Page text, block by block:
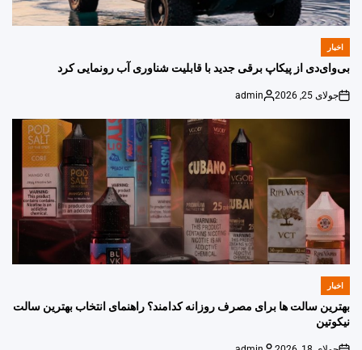
POSTED
اخبار
بی‌وای‌دی از پیکاپ برقی جدید با قابلیت شناوری آب رونمایی کرد
on
جولای 25, 2026
Posted
admin
POSTED
اخبار
بهترین سالت ها برای مصرف روزانه کدامند؟ راهنمای انتخاب بهترین سالت
نیکوتین